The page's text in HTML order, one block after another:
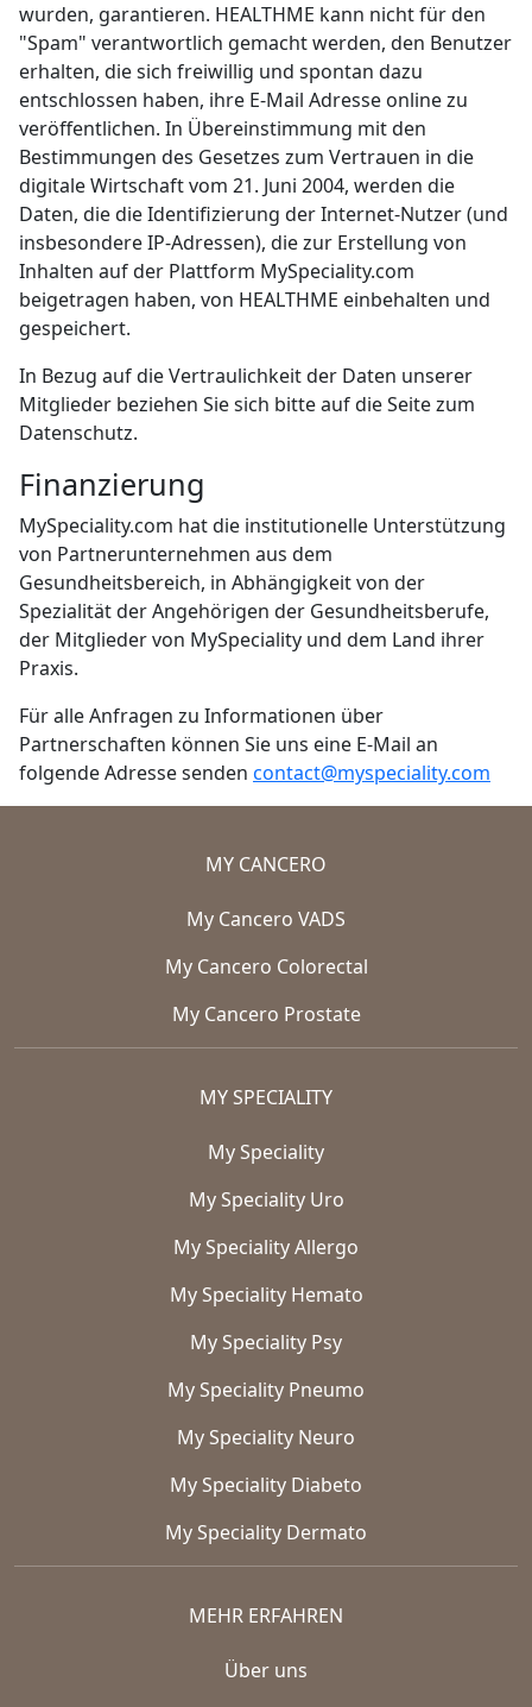
wurden, garantieren. HEALTHME kann nicht für den
"Spam" verantwortlich gemacht werden, den Benutzer
erhalten, die sich freiwillig und spontan dazu
entschlossen haben, ihre E-Mail Adresse online zu
veröffentlichen. In Übereinstimmung mit den
Bestimmungen des Gesetzes zum Vertrauen in die
digitale Wirtschaft vom 21. Juni 2004, werden die
Daten, die die Identifizierung der Internet-Nutzer (und
insbesondere IP-Adressen), die zur Erstellung von
Inhalten auf der Plattform MySpeciality.com
beigetragen haben, von HEALTHME einbehalten und
gespeichert.
In Bezug auf die Vertraulichkeit der Daten unserer
Mitglieder beziehen Sie sich bitte auf die Seite zum
Datenschutz.
Finanzierung
MySpeciality.com hat die institutionelle Unterstützung
von Partnerunternehmen aus dem
Gesundheitsbereich, in Abhängigkeit von der
Spezialität der Angehörigen der Gesundheitsberufe,
der Mitglieder von MySpeciality und dem Land ihrer
Praxis.
Für alle Anfragen zu Informationen über
Partnerschaften können Sie uns eine E-Mail an
folgende Adresse senden contact@myspeciality.com
MY CANCERO
My Cancero VADS
My Cancero Colorectal
My Cancero Prostate
MY SPECIALITY
My Speciality
My Speciality Uro
My Speciality Allergo
My Speciality Hemato
My Speciality Psy
My Speciality Pneumo
My Speciality Neuro
My Speciality Diabeto
My Speciality Dermato
MEHR ERFAHREN
Über uns